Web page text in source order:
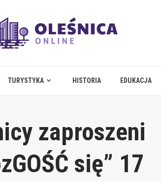
TURYSTYKA HISTORIA EDUKACJA
zaproszeni
się” 17